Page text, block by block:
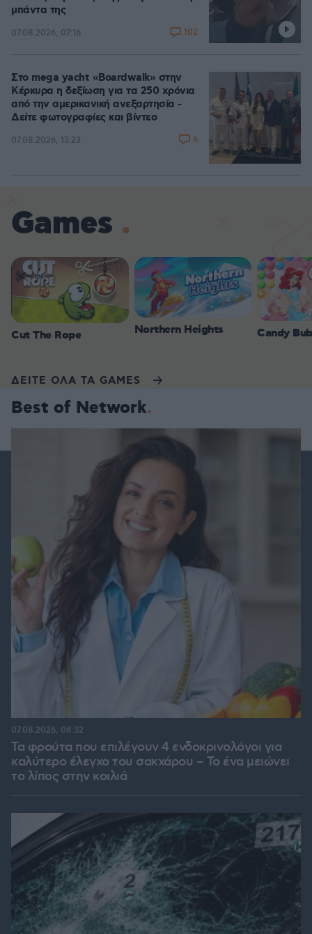
μπάντα της
07.08.2026, 07:16 102
Στο mega yacht «Boardwalk» στην
Κέρκυρα η δεξίωση για τα 250 χρόνια
από την αμερικανική ανεξαρτησία -
Δείτε φωτογραφίες και βίντεο
07.08.2026, 13:23 6
Games
Cut The Rope Northern Heights Candy
ΔΕΙΤΕ ΟΛΑ ΤΑ GAMES
Best of Network
Τα φρούτα που επιλέγουν 4 ενδοκρινολόγοι για
καλύτερο έλεγχο του σακχάρου – Το ένα μειώνει
το λίπος στην κοιλιά
07.08.2026, 08:32